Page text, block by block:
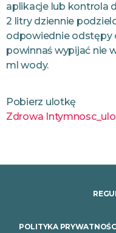
aplikacje lub kontrola
2 litry dziennie
odpowiednie odstępy
powinnaś wypijać nie
ml wody.
Pobierz ulotkę
Zdrowa
POLITYKA